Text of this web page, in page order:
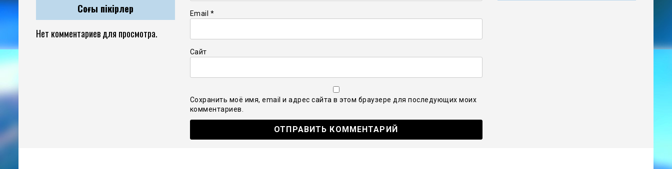
Email *
Сайт
Сохранить моё имя, email и адрес сайта в этом браузере для последующих моих
комментариев.
Соңғы пікірлер
Нет комментариев для просмотра.